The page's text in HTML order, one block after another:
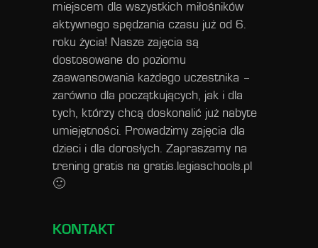
miejscem dla wszystkich miłośników
aktywnego spędzania czasu już od 6.
roku życia! Nasze zajęcia są
dostosowane do poziomu
zaawansowania każdego uczestnika –
zarówno dla początkujących, jak i dla
tych, którzy chcą doskonalić już nabyte
umiejętności. Prowadzimy zajęcia dla
dzieci i dla dorosłych. Zapraszamy na
trening gratis na gratis.legiaschools.pl
🙂
KONTAKT